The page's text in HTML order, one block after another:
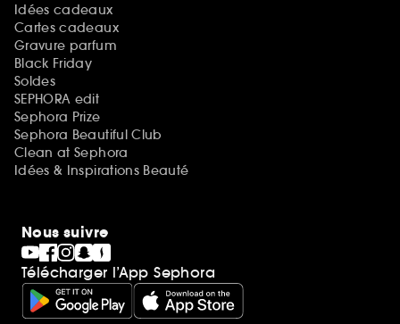
Idées cadeaux
Cartes cadeaux
Gravure parfum
Black Friday
Soldes
SEPHORA edit
Sephora Prize
Sephora Beautiful Club
Clean at Sephora
Idées & Inspirations Beauté
Nous suivre
Télécharger l’App Sephora